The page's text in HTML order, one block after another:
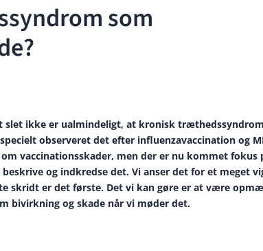
som
slet ikke er ualmindeligt, at kronisk
observeret det efter influenzavaccination og
vaccinationsskader, men der er nu kommet fokus
og indkredse det. Vi anser det for et meget
skridt er det første. Det vi kan gøre er at være
bivirkning og skade når vi møder det.